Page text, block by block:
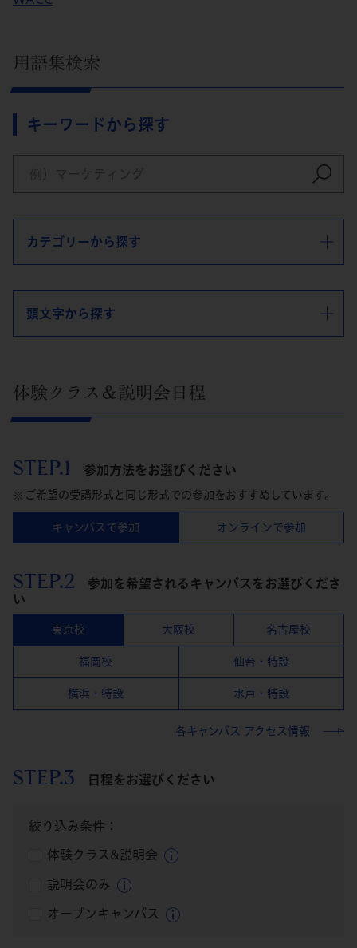
用語集検索
キーワードから探す
カテゴリーから探す
頭文字から探す
体験クラス＆説明会日程
STEP.1 参加方法をお選びください
ご希望の受講形式と同じ形式での参加をおすすめしています。
キャンパスで参加 オンラインで参加
STEP.2
参加を希望されるキャンパスをお選びくださ
い
各キャンパス アクセス情報
東京校 大阪校 名古屋校
福岡校 仙台・特設
横浜・特設 水戸・特設
STEP.3 日程をお選びください
絞り込み条件：
体験クラス&説明会
説明会のみ
オープンキャンパス